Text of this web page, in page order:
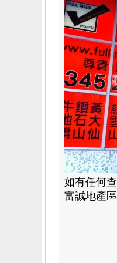
如有任何
富誠地產